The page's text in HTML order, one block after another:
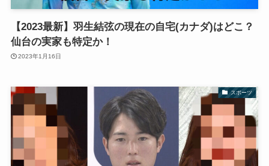
【2023最新】羽生結弦の現在の自宅(カナダ)はどこ？
仙台の実家も特定か！
2023年1月16日
スポーツ